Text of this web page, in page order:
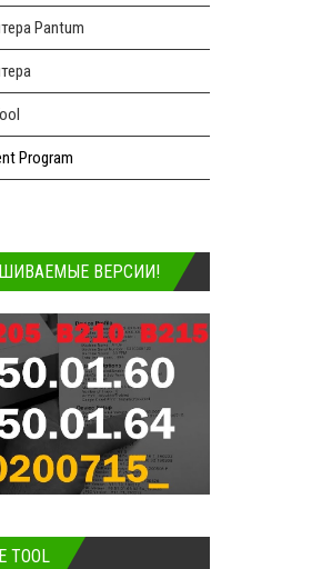
Pantum
Program
ВЕРСИИ!
TOOL